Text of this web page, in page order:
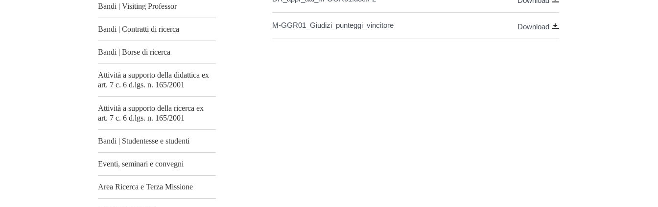
Bandi | Visiting Professor
Bandi | Contratti di ricerca
Bandi | Borse di ricerca
Attività a supporto della didattica ex
art. 7 c. 6 d.lgs. n. 165/2001
Attività a supporto della ricerca ex
art. 7 c. 6 d.lgs. n. 165/2001
Bandi | Studentesse e studenti
Eventi, seminari e convegni
Area Ricerca e Terza Missione
M-GGR01_Giudizi_punteggi_vincitore Download